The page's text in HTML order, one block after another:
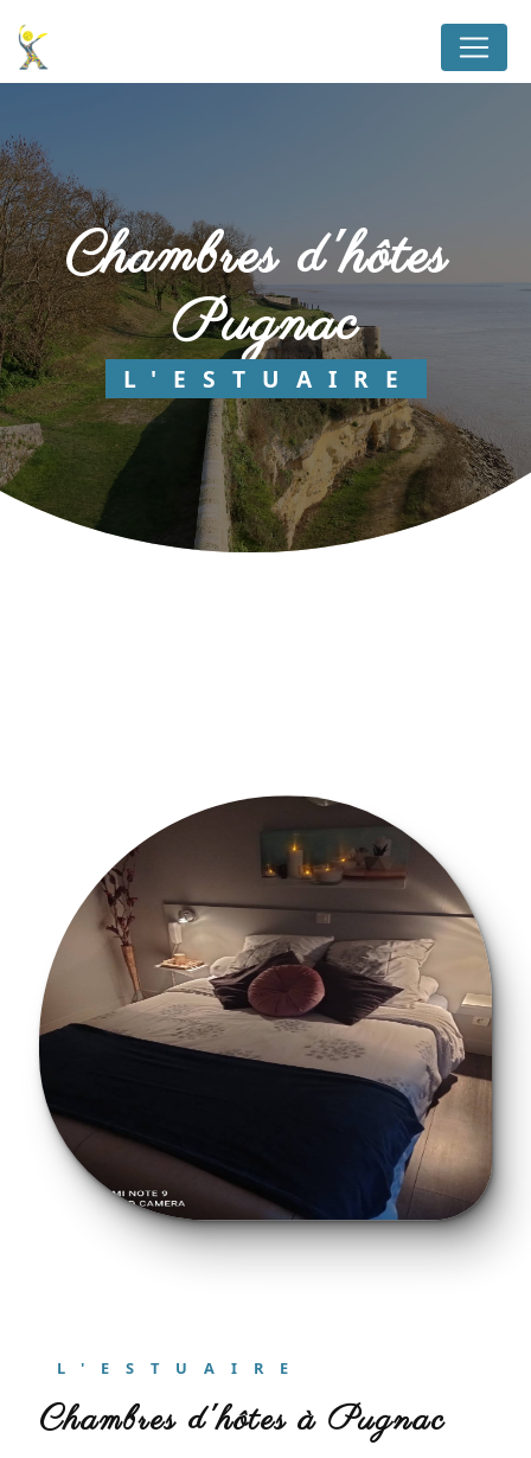
chambres d'hôtes
Pugnac
L'ESTUAIRE
L'ESTUAIRE
chambres d'hôtes à Pugnac